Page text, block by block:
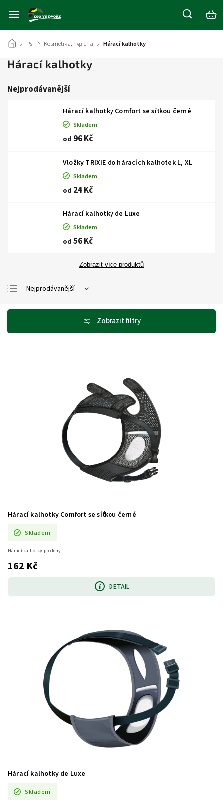
/ Psi / Kosmetika, hygiena / Hárací kalhotky
Hárací kalhotky
Nejprodávanější
Hárací kalhotky Comfort se síťkou černé
Skladem
od 96 Kč
Vložky TRIXIE do háracích kalhotek L, XL
Skladem
od 24 Kč
Hárací kalhotky de Luxe
Skladem
od 56 Kč
Zobrazit více produktů
Nejprodávanější
Abecedně
Hárací kalhotky Comfort se síťkou černé
Skladem
162 Kč
DETAIL
Hárací kalhotky pro feny
Hárací kalhotky de Luxe
Skladem